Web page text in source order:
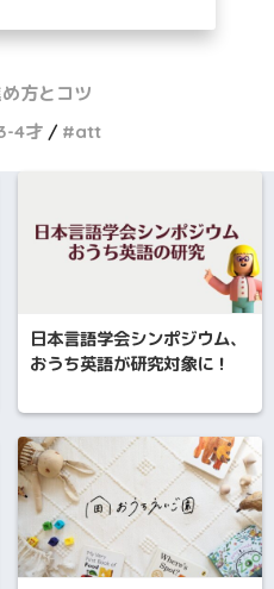
方とコツ
4才 att
日本言語学会シンポジウム、
おうち英語が研究対象に！